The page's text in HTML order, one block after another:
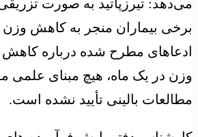
می‌دهد: تیرزپاتید به صورت
برخی بیماران منجر به کاهش وزن
وزن در یک ماه، هیچ مبنای علمی
مطالعات بالینی تأیید نشده است.